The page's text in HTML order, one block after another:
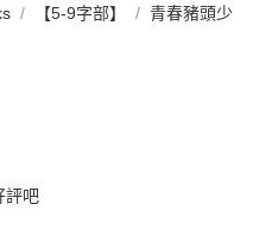
【5-9字部】
青春豬頭少
評吧